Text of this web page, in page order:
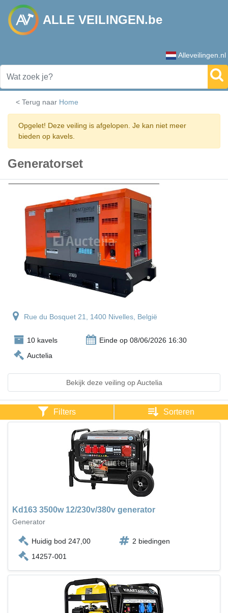
ALLE VEILINGEN.be
Alleveilingen.nl
< Terug naar Home
Opgelet! Deze veiling is afgelopen. Je kan niet meer
bieden op kavels.
Generatorset
Rue du Bosquet 21, 1400 Nivelles, België
10 kavels
Einde op 08/06/2026 16:30
Auctelia
Bekijk deze veiling op Auctelia
Filters Sorteren
Kd163 3500w 12/230v/380v generator
Generator
Huidig bod 247,00
2 biedingen
14257-001